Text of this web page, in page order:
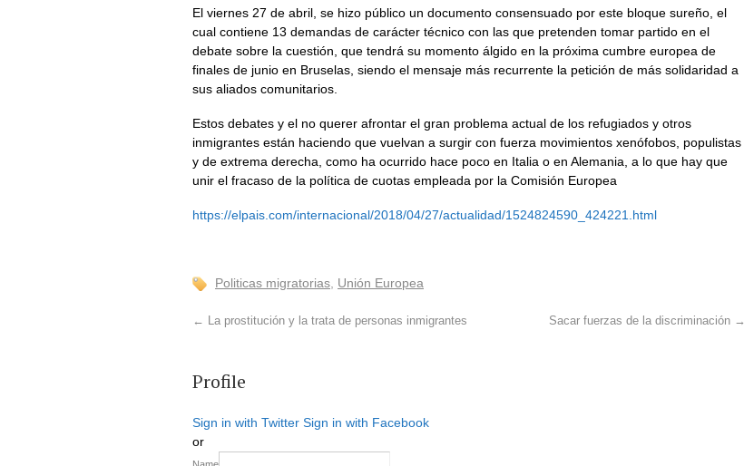
El viernes 27 de abril, se hizo público un documento consensuado por este bloque sureño, el
cual contiene 13 demandas de carácter técnico con las que pretenden tomar partido en el
debate sobre la cuestión, que tendrá su momento álgido en la próxima cumbre europea de
finales de junio en Bruselas, siendo el mensaje más recurrente la petición de más solidaridad a
sus aliados comunitarios.
Estos debates y el no querer afrontar el gran problema actual de los refugiados y otros
inmigrantes están haciendo que vuelvan a surgir con fuerza movimientos xenófobos, populistas
y de extrema derecha, como ha ocurrido hace poco en Italia o en Alemania, a lo que hay que
unir el fracaso de la política de cuotas empleada por la Comisión Europea
https://elpais.com/internacional/2018/04/27/actualidad/1524824590_424221.html
Politicas migratorias, Unión Europea
← La prostitución y la trata de personas inmigrantes Sacar fuerzas de la discriminación →
Profile
Sign in with Twitter Sign in with Facebook
or